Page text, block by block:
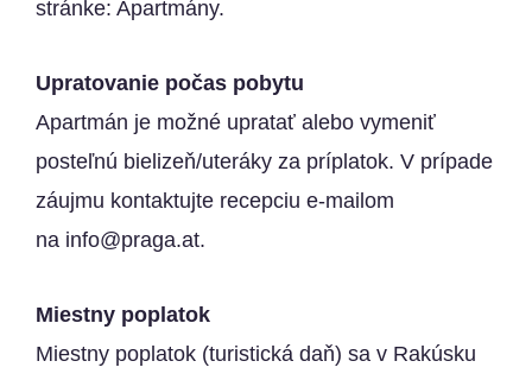
stránke: Apartmány.
Upratovanie počas pobytu
Apartmán je možné upratať alebo vymeniť
posteľnú bielizeň/uteráky za príplatok. V prípade
záujmu kontaktujte recepciu e-mailom
na info@praga.at.
Miestny poplatok
Miestny poplatok (turistická daň) sa v Rakúsku